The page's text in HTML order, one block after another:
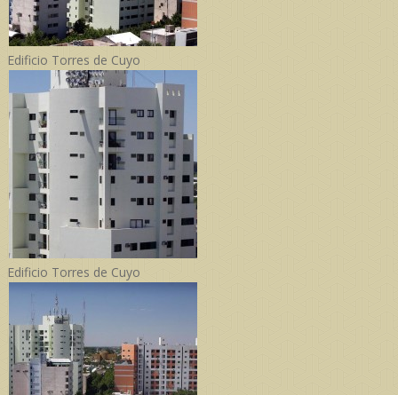
Edificio Torres de Cuyo
Edificio Torres de Cuyo